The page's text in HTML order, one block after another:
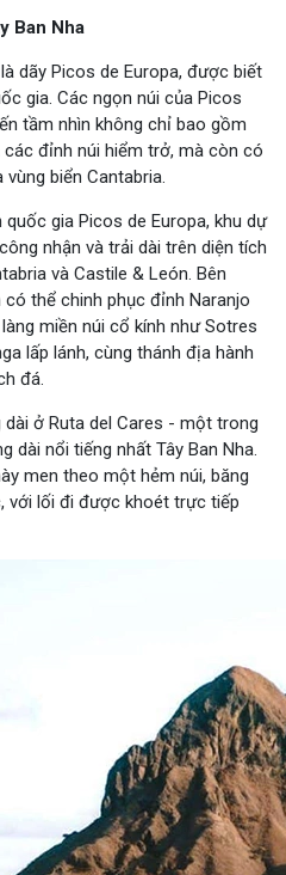
Ban Nha
dãy Picos de Europa, được biết
gia. Các ngọn núi của Picos
tầm nhìn không chỉ bao gồm
đỉnh núi hiểm trở, mà còn có
biển Cantabria.
gia Picos de Europa, khu dự
nhận và trải dài trên diện tích
và Castile & León. Bên
thể chinh phục đỉnh Naranjo
miền núi cổ kính như Sotres
lấp lánh, cùng thánh địa hành
đá.
ở Ruta del Cares - một trong
dài nổi tiếng nhất Tây Ban Nha.
men theo một hẻm núi, băng
với lối đi được khoét trực tiếp